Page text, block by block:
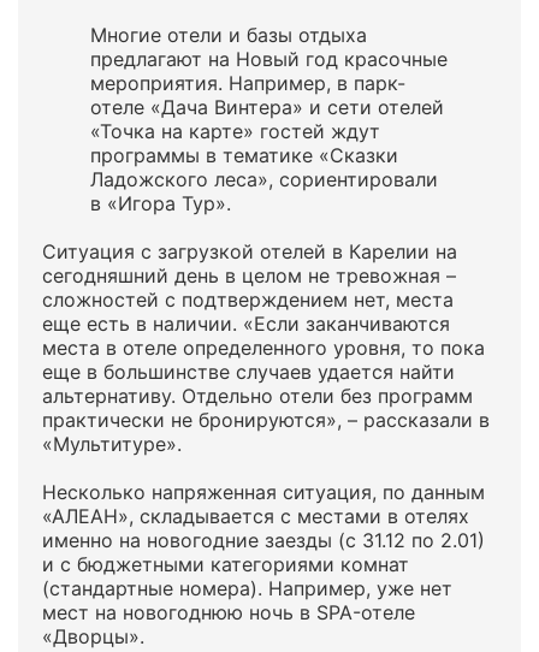
Многие отели и базы отдыха
предлагают на Новый год красочные
мероприятия. Например, в парк-
отеле «Дача Винтера» и сети отелей
«Точка на карте» гостей ждут
программы в тематике «Сказки
Ладожского леса», сориентировали
в «Игора Тур».
Ситуация с загрузкой отелей в Карелии на
сегодняшний день в целом не тревожная –
сложностей с подтверждением нет, места
еще есть в наличии. «Если заканчиваются
места в отеле определенного уровня, то пока
еще в большинстве случаев удается найти
альтернативу. Отдельно отели без программ
практически не бронируются», – рассказали в
«Мультитуре».
Несколько напряженная ситуация, по данным
«АЛЕАН», складывается с местами в отелях
именно на новогодние заезды (с 31.12 по 2.01)
и с бюджетными категориями комнат
(стандартные номера). Например, уже нет
мест на новогоднюю ночь в SPA-отеле
«Дворцы».